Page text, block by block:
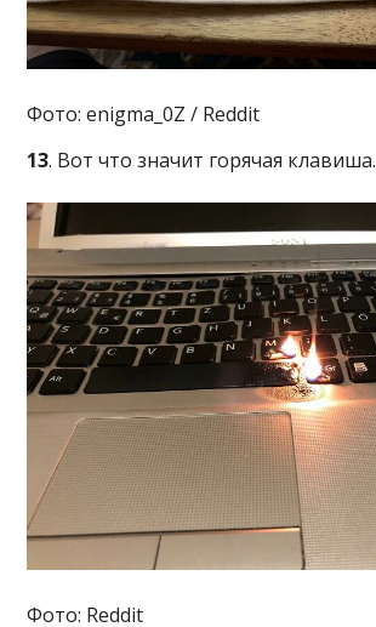
Фото: enigma_0Z / Reddit
13. Вот что значит горячая клавиша.
Фото: Reddit